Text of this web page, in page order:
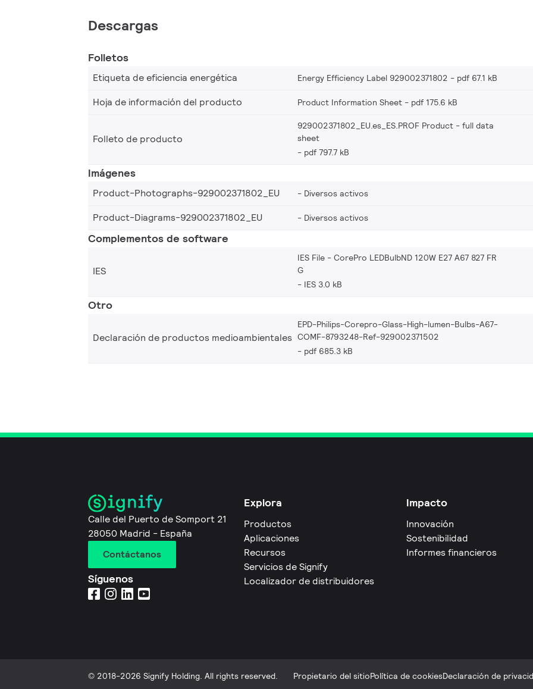
Descargas
Folletos
Etiqueta de eficiencia energética Energy Efficiency Label 929002371802 pdf 67.1 kB
Hoja de información del producto
Product Information Sheet pdf 175.6 kB
Folleto de producto
929002371802_EU.es_ES.PROF Product - full data
sheet
pdf 797.7 kB
Imágenes
Product-Photographs-929002371802_EU Diversos activos
Product-Diagrams-929002371802_EU
Diversos activos
Complementos de software
IES
IES File - CorePro LEDBulbND 120W E27 A67 827 FR
G
IES 3.0 kB
Otro
Declaración de productos medioambientales
EPD-Philips-Corepro-Glass-High-lumen-Bulbs-A67-
COMF-8793248-Ref-929002371502
pdf 685.3 kB
Calle del Puerto de Somport 21
28050 Madrid - España
Contáctanos
Síguenos
Explora
Productos
Aplicaciones
Recursos
Servicios de Signify
Localizador de distribuidores
Impacto
Innovación
Sostenibilidad
Informes financieros
© 2018-2026 Signify Holding. All rights reserved. Propietario del sitioPolítica de cookiesDeclaración de